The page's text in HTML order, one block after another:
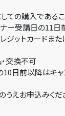
ての購入である
ー受講日の11日
ジットカードま
交換不可
日前以降はキャ
申込みくださ